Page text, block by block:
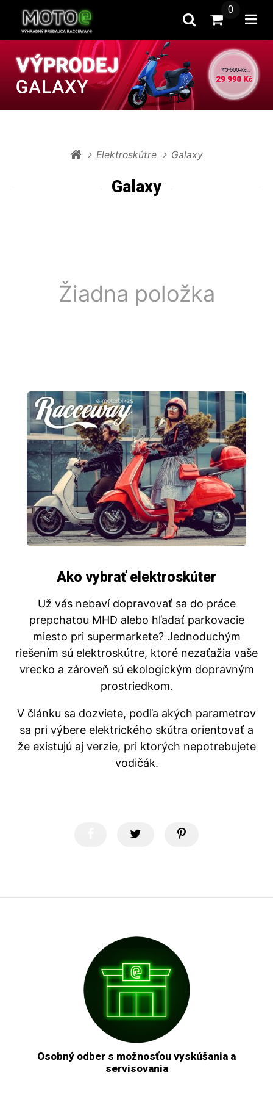
HľadaťPrejsť na
0
Elektroskútre Galaxy
Galaxy
Žiadna položka
Ako vybrať elektroskúter
Už vás nebaví dopravovať sa do práce
prepchatou MHD alebo hľadať parkovacie
miesto pri supermarkete? Jednoduchým
riešením sú elektroskútre, ktoré nezaťažia vaše
vrecko a zároveň sú ekologickým dopravným
prostriedkom.
V článku sa dozviete, podľa akých parametrov
sa pri výbere elektrického skútra orientovať a
že existujú aj verzie, pri ktorých nepotrebujete
vodičák.
Osobný odber s možnosťou vyskúšania a
servisovania